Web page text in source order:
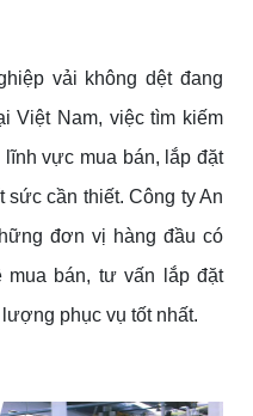
vải không dệt đang
Việt Nam, việc tìm kiếm
lĩnh vực mua bán, lắp đặt
sức cần thiết. Công ty An
đơn vị hàng đầu có
bán, tư vấn lắp đặt
phục vụ tốt nhất.